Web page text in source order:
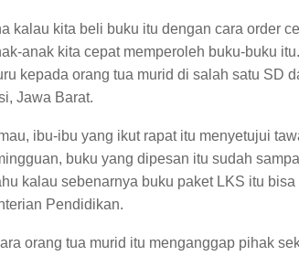
kalau kita beli buku itu dengan cara order
anak kita cepat memperoleh buku-buku
kepada orang tua murid di salah satu SD
Jawa Barat.
ibu-ibu yang ikut rapat itu menyetujui
buku yang dipesan itu sudah
kalau sebenarnya buku paket LKS itu
Pendidikan.
orang tua murid itu menganggap pihak